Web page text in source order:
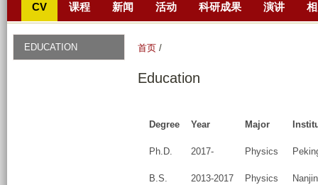
要
CV 课程 新闻 活动 科研成果 演讲
首页 /
Education
Degree Year Major
Ph.D. 2017- Physics
B.S. 2013-2017 Physics
EDUCATION